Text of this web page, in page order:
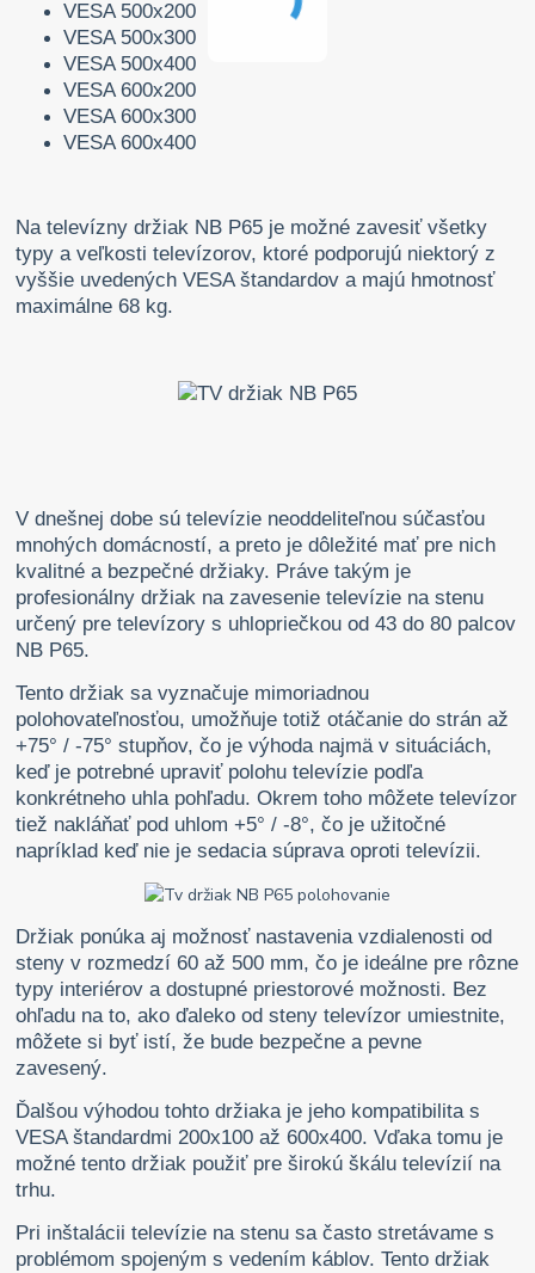
VESA 500x200
VESA 500x300
VESA 500x400
VESA 600x200
VESA 600x300
VESA 600x400
Na televízny držiak NB P65 je možné zavesiť všetky
typy a veľkosti televízorov, ktoré podporujú niektorý z
vyššie uvedených VESA štandardov a majú hmotnosť
maximálne 68 kg.
V dnešnej dobe sú televízie neoddeliteľnou súčasťou
mnohých domácností, a preto je dôležité mať pre nich
kvalitné a bezpečné držiaky. Práve takým je
profesionálny držiak na zavesenie televízie na stenu
určený pre televízory s uhlopriečkou od 43 do 80 palcov
NB P65.
Tento držiak sa vyznačuje mimoriadnou
polohovateľnosťou, umožňuje totiž otáčanie do strán až
+75° / -75° stupňov, čo je výhoda najmä v situáciách,
keď je potrebné upraviť polohu televízie podľa
konkrétneho uhla pohľadu. Okrem toho môžete televízor
tiež nakláňať pod uhlom +5° / -8°, čo je užitočné
napríklad keď nie je sedacia súprava oproti televízii.
Držiak ponúka aj možnosť nastavenia vzdialenosti od
steny v rozmedzí 60 až 500 mm, čo je ideálne pre rôzne
typy interiérov a dostupné priestorové možnosti. Bez
ohľadu na to, ako ďaleko od steny televízor umiestnite,
môžete si byť istí, že bude bezpečne a pevne
zavesený.
Ďalšou výhodou tohto držiaka je jeho kompatibilita s
VESA štandardmi 200x100 až 600x400. Vďaka tomu je
možné tento držiak použiť pre širokú škálu televízií na
trhu.
Pri inštalácii televízie na stenu sa často stretávame s
problémom spojeným s vedením káblov. Tento držiak